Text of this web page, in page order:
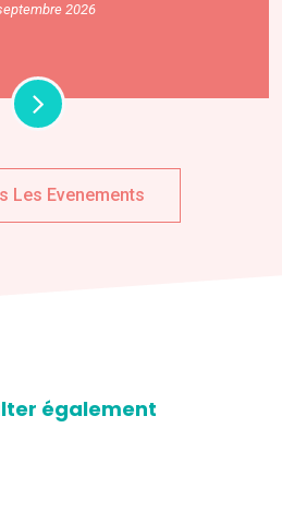
2026
Les Evenements
également